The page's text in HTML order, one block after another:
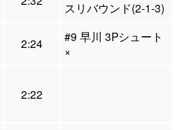
スリバウンド(2-1-3)
2:24
#9 早川 3Pシュート
×
2:22